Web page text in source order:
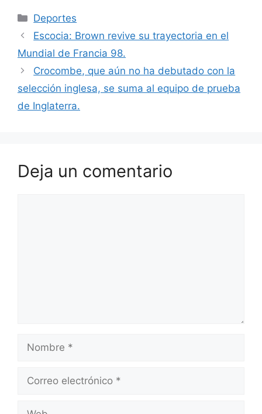
Categorías
Deportes
Escocia: Brown revive su trayectoria en el
Mundial de Francia 98.
Crocombe, que aún no ha debutado con la
selección inglesa, se suma al equipo de prueba
de Inglaterra.
Deja un comentario
Nombre
Correo
Web